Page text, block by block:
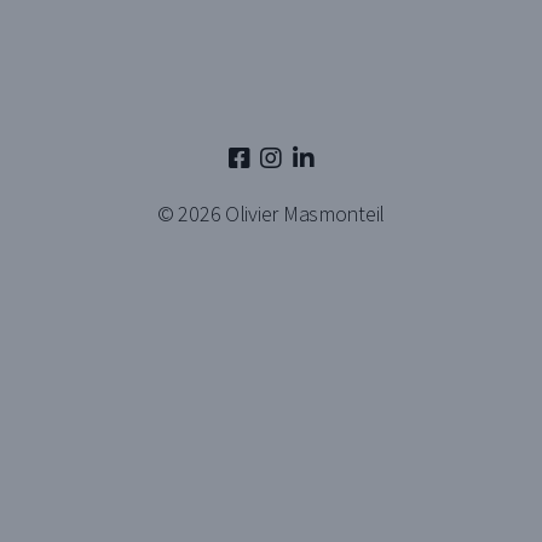
© 2026 Olivier Masmonteil